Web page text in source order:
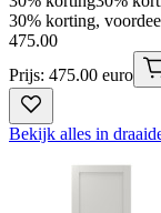
30% korting,
475.00
Prijs: 475.00 euro
Bekijk alles in